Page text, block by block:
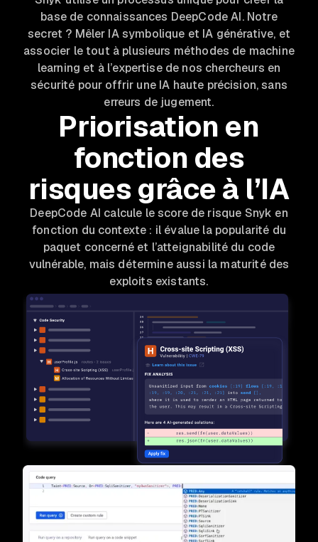
base de connaissances DeepCode AI. Notre
secret ? Mêler IA symbolique et IA générative, et
associer le tout à plusieurs méthodes de machine
learning et à l’expertise de nos chercheurs en
sécurité pour offrir une IA haute précision, sans
erreurs de jugement.
Priorisation en
fonction des
risques grâce à l’IA
DeepCode AI calcule le score de risque Snyk en
fonction du contexte : il évalue la popularité du
paquet concerné et l’atteignabilité du code
vulnérable, mais détermine aussi la maturité des
exploits existants.